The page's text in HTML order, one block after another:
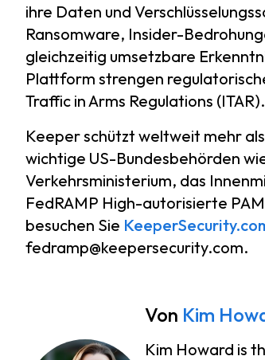
ihre Daten und
Ransomware, Insider-
gleichzeitig umsetzbare
Plattform strengen
Traffic in Arms Regulations (ITAR).
Keeper schützt weltweit mehr
wichtige US-Bundesbehörden
Verkehrsministerium, das
FedRAMP High-autorisierte
besuchen Sie
fedramp@keepersecurity.com.
Von Kim
Kim Howard is